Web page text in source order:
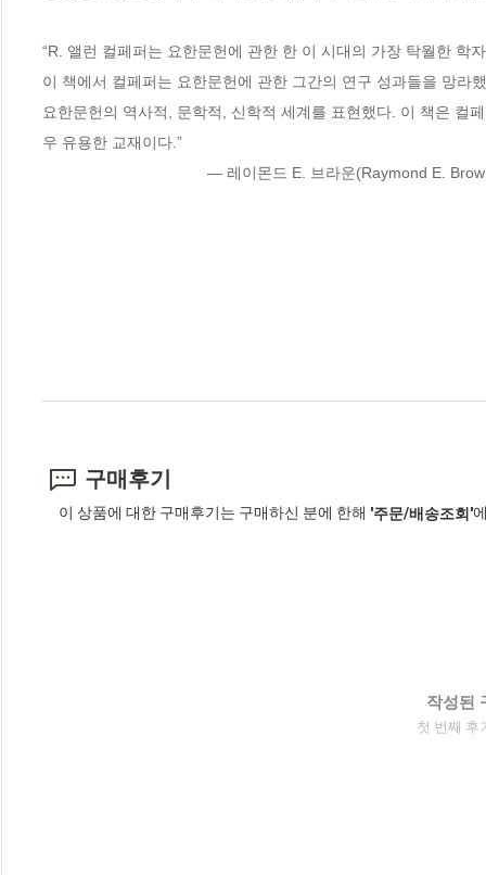
“R. 앨런 컬페퍼는 요한문헌에 관한 한 이 시대의 가장 탁월한 학
이 책에서 컬페퍼는 요한문헌에 관한 그간의 연구 성과들을 망라
요한문헌의 역사적, 문학적, 신학적 세계를 표현했다. 이 책은 컬
우 유용한 교재이다.”
― 레이몬드 E. 브라운(Raymond E.
구매후기
이 상품에 대한 구매후기는 구매하신 분에 한해 '주문/배송조회'
작성된
첫 번째 후